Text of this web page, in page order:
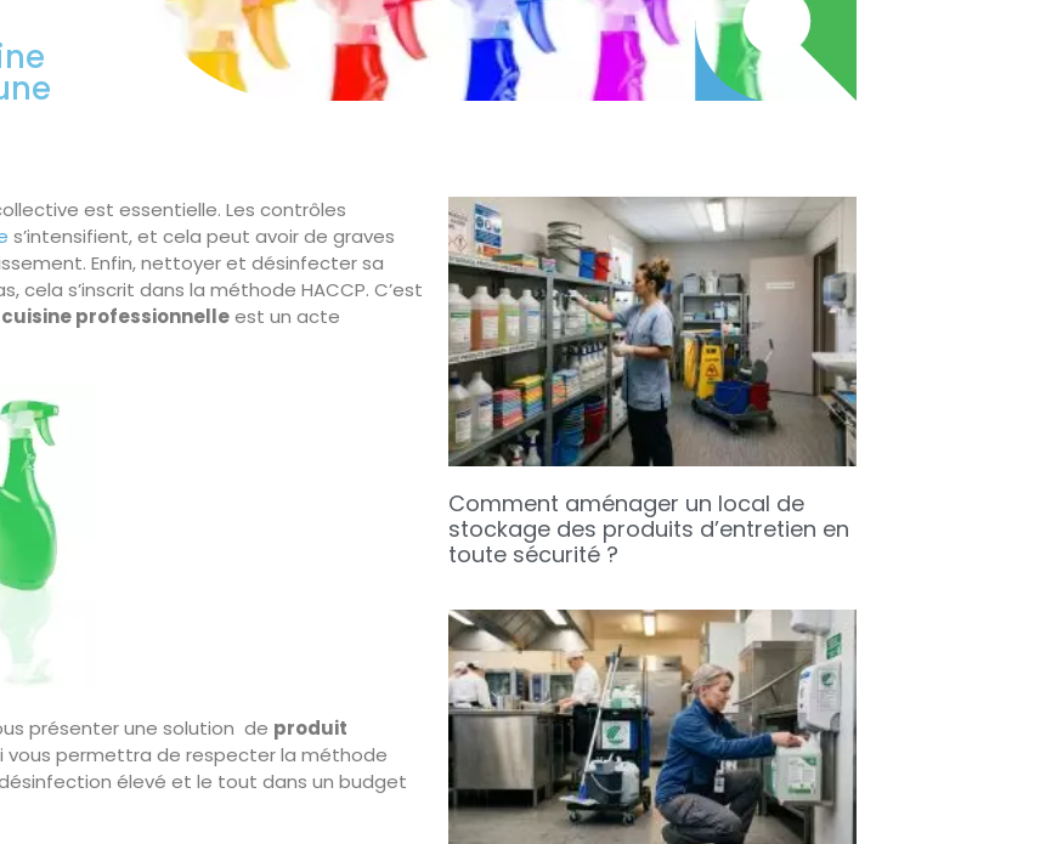
est essentielle. Les contrôles
s’intensifient, et cela peut avoir de graves
Enfin, nettoyer et désinfecter sa
cela s’inscrit dans la méthode HACCP. C’est
professionnelleest un acte
présenter une solution de produit
vous permettra de respecter la méthode
élevé et le tout dans un budget
Comment aménager un local de
stockage des produits d’entretien en
toute sécurité ?